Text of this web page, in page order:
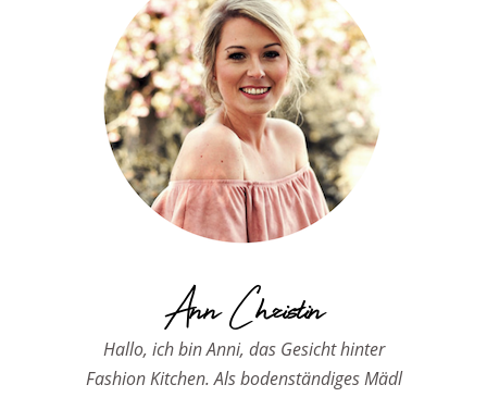
Ann Christin
Hallo, ich bin Anni, das Gesicht hinter
Fashion Kitchen. Als bodenständiges Mädl